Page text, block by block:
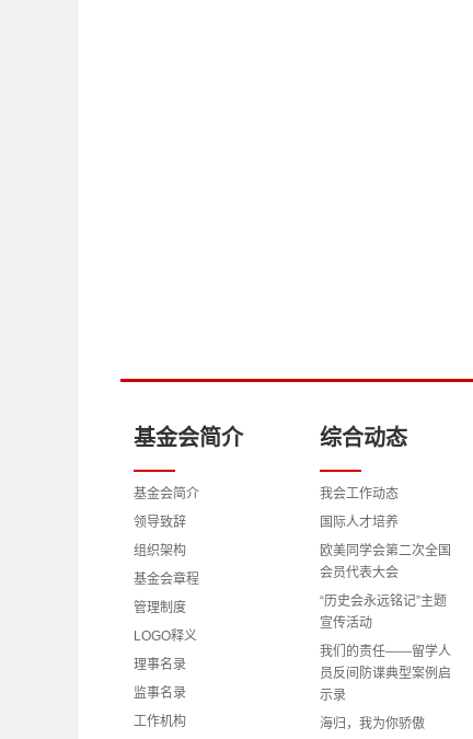
基金会简介
基金会简介
领导致辞
组织架构
基金会章程
管理制度
LOGO释义
理事名录
监事名录
工作机构
综合动态
我会工作动态
国际人才培养
欧美同学会第二次全国
会员代表大会
“历史会永远铭记”主题
宣传活动
我们的责任——留学人
员反间防谍典型案例启
示录
海归，我为你骄傲